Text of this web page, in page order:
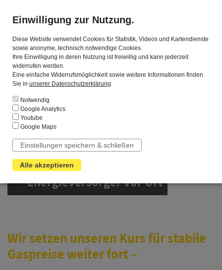
Biedenkopf GmbH
Produkte
Privatkunden
BiedenkopfPur
BiedenkopfGas
Geschäfts- und Sonderkunden
Umzug/ Versorgerwechsel/ An- und Abmeldung
Ersatzversorgung
Service
Zählerstand online melden
Veröffentlichungspflichten
SEPA Lastschriftmandat
1 Ihr regionaler
Energieversorger vor Ort
Wir setzen unseren Kurs für stabile
Gaspreise weiter fort –
Einwilligung zur Nutzung.
Diese Website verwendet Cookies für Statistik, Videos und Kartendienste
sowie anonyme, technisch notwendige Cookies.
Ihre Einwilligung in deren Nutzung ist freiwillig und kann jederzeit
widerrufen werden.
Eine einfache Widerrufsmöglichkeit sowie weitere Informationen finden
Sie in unserer Datenschutzerklärung.
Notwendig
Google Analytics
Youtube
Google Maps
Einstellungen speichern & schließen
Alle akzeptieren